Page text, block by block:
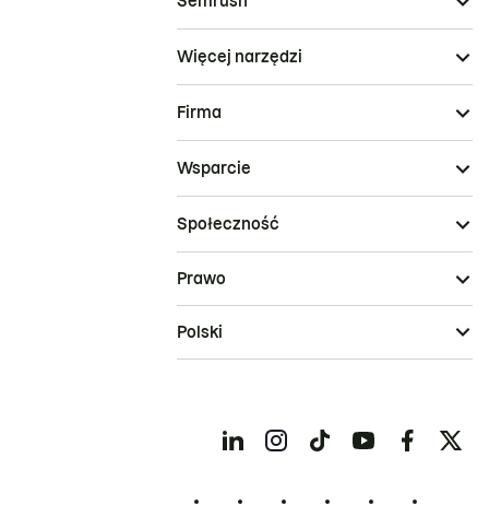
Więcej narzędzi
Firma
Wsparcie
Społeczność
Prawo
Polski